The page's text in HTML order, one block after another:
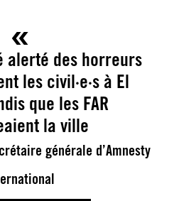
alerté des horreurs
les civil·e·s à El
que les FAR
la ville
générale d’Amnesty